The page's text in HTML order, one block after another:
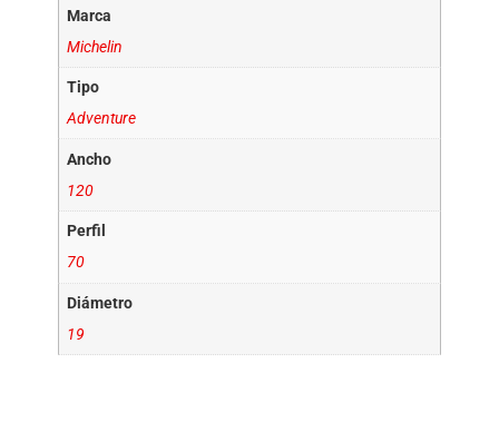
Marca
Michelin
Tipo
Adventure
Ancho
120
Perfil
70
Diámetro
19